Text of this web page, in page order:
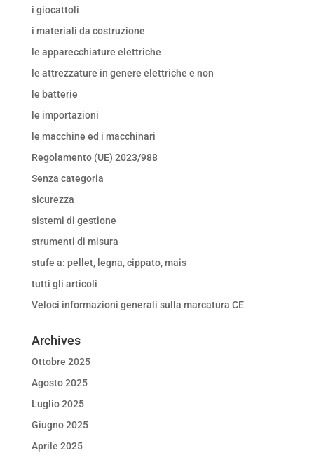
i giocattoli
i materiali da costruzione
le apparecchiature elettriche
le attrezzature in genere elettriche e non
le batterie
le importazioni
le macchine ed i macchinari
Regolamento (UE) 2023/988
Senza categoria
sicurezza
sistemi di gestione
strumenti di misura
stufe a: pellet, legna, cippato, mais
tutti gli articoli
Veloci informazioni generali sulla marcatura CE
Archives
Ottobre 2025
Agosto 2025
Luglio 2025
Giugno 2025
Aprile 2025